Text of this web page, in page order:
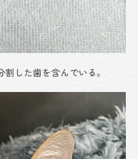
した歯を含んでいる。